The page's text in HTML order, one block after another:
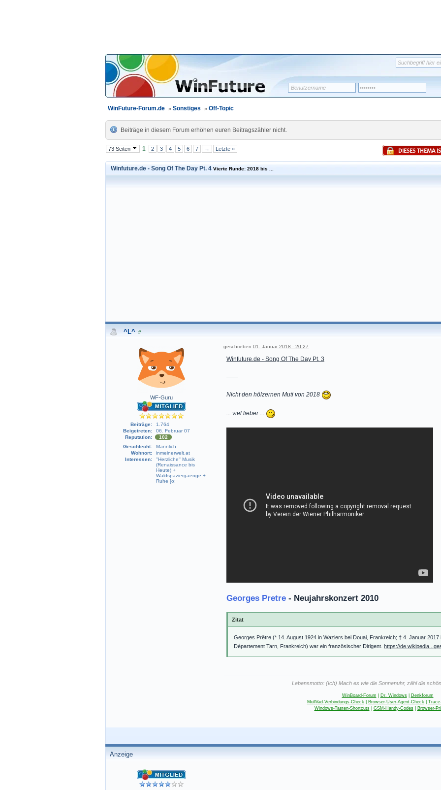
WinFuture-Forum.de » Sonstiges » Off-Topic
Beiträge in diesem Forum erhöhen euren Beitragszähler nicht.
73 Seiten 1 2 3 4 5 6 7 → Letzte » DIESES THEMA
Winfuture.de - Song Of The Day Pt. 4 Vierte Runde: 2018 bis ...
^L^
WF-Guru
Beiträge:
1.764
Beigetreten:
06. Februar 07
Reputation:
102
Geschlecht:
Männlich
Wohnort:
inmeinerwelt.at
Interessen:
''Herzliche'' Musik
(Renaissance bis
Heute) +
Waldspaziergaenge +
Ruhe [o;
geschrieben 01. Januar 2018 - 20:27
Winfuture.de - Song Of The Day Pt. 3
——
Nicht den hölzernen Muti von 2018
... viel lieber ...
Georges Pretre - Neujahrskonzert 2010
Zitat
Georges Prêtre (* 14. August 1924 in Waziers bei Douai, Frankreich; † 4. Januar 2017
Département Tarn, Frankreich) war ein französischer Dirigent. https://
Lebensmotto: (Ich) Mach es wie die Sonnenuhr, zähl die
WinBoard-Forum Dr. Windows|
Denkforum
MullVad-Verbindungs-Check| Browser-User-Agent-Check|
Windows-Tasten-Shortcuts| GSM-Handy-Codes| Browser-
Anzeige